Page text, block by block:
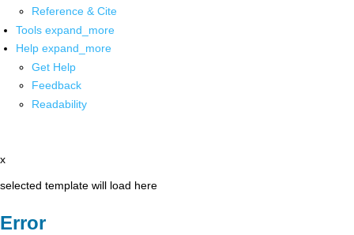
Reference & Cite
Tools expand_more
Help expand_more
Get Help
Feedback
Readability
x
selected template will load here
Error